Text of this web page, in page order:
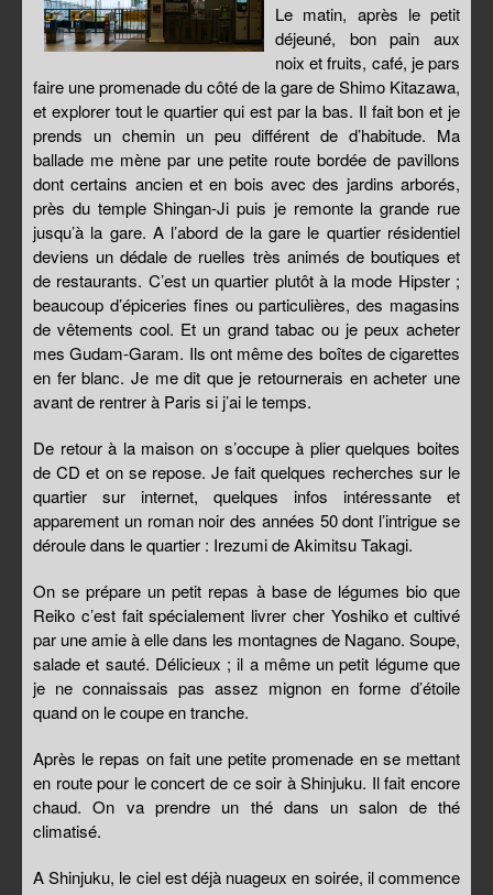
Le matin, après le petit
déjeuné, bon pain aux
noix et fruits, café, je pars
faire une promenade du côté de la gare de Shimo Kitazawa,
et explorer tout le quartier qui est par la bas. Il fait bon et je
prends un chemin un peu différent de d’habitude. Ma
ballade me mène par une petite route bordée de pavillons
dont certains ancien et en bois avec des jardins arborés,
près du temple Shingan-Ji puis je remonte la grande rue
jusqu’à la gare. A l’abord de la gare le quartier résidentiel
deviens un dédale de ruelles très animés de boutiques et
de restaurants. C’est un quartier plutôt à la mode Hipster ;
beaucoup d’épiceries fines ou particulières, des magasins
de vêtements cool. Et un grand tabac ou je peux acheter
mes Gudam-Garam. Ils ont même des boîtes de cigarettes
en fer blanc. Je me dit que je retournerais en acheter une
avant de rentrer à Paris si j’ai le temps.
De retour à la maison on s’occupe à plier quelques boites
de CD et on se repose. Je fait quelques recherches sur le
quartier sur internet, quelques infos intéressante et
apparement un roman noir des années 50 dont l’intrigue se
déroule dans le quartier : Irezumi de Akimitsu Takagi.
On se prépare un petit repas à base de légumes bio que
Reiko c’est fait spécialement livrer cher Yoshiko et cultivé
par une amie à elle dans les montagnes de Nagano. Soupe,
salade et sauté. Délicieux ; il a même un petit légume que
je ne connaissais pas assez mignon en forme d’étoile
quand on le coupe en tranche.
Après le repas on fait une petite promenade en se mettant
en route pour le concert de ce soir à Shinjuku. Il fait encore
chaud. On va prendre un thé dans un salon de thé
climatisé.
A Shinjuku, le ciel est déjà nuageux en soirée, il commence